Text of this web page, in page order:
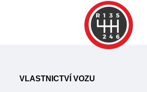
VLASTNICTVÍ VOZU